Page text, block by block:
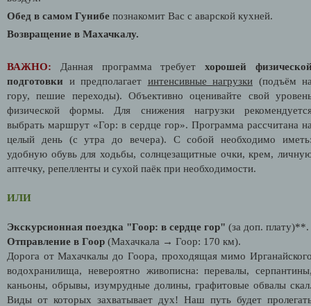
Обед в самом Гунибе познакомит Вас с аварской кухней.
Возвращение в Махачкалу.
ВАЖНО: Данная программа требуетхорошей
подготовки и предполагает интенсивные нагрузки (подъём
гору, пешие переходы). Объективно оценивайте свой
физической формы. Для снижения нагрузки
выбрать маршрут «Гор: в сердце гор». Программа рассчитана
целый день (с утра до вечера). С собой необходимо
удобную обувь для ходьбы, солнцезащитные очки, крем,
аптечку, репелленты и сухой паёк при необходимости.
ИЛИ
Экскурсионная поездка "Гоор: в сердце гор" (за доп. плату)**.
Отправление в Гоор (Махачкала → Гоор: 170 км).
Дорога от Махачкалы до Гоора, проходящая мимо
водохранилища, невероятно живописна: перевалы,
каньоны, обрывы, изумрудные долины, графитовые обвалы
Виды от которых захватывает дух! Наш путь будет